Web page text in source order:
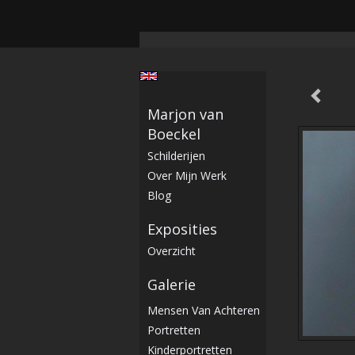
Marjon van
Boeckel
Schilderijen
Over Mijn Werk
Blog
Exposities
Overzicht
Galerie
Mensen Van Achteren
Portretten
Kinderportretten